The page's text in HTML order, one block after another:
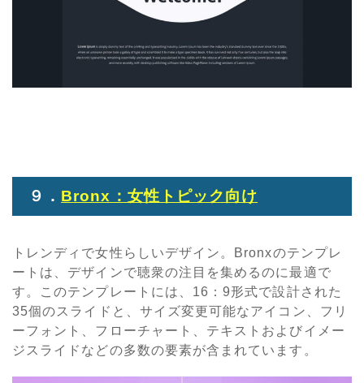
９． Bronx：女性トピック向け
トレンディで女性らしいデザイン。Bronxのテンプレ
ートは、デザインで聴衆の注目を集めるのに最適で
す。このテンプレートには、16：9形式で設計された
35個のスライドと、サイズ変更可能なアイコン、フリ
ーフォント、フローチャート、テキストおよびイメー
ジスライドなどの多数の要素が含まれています。